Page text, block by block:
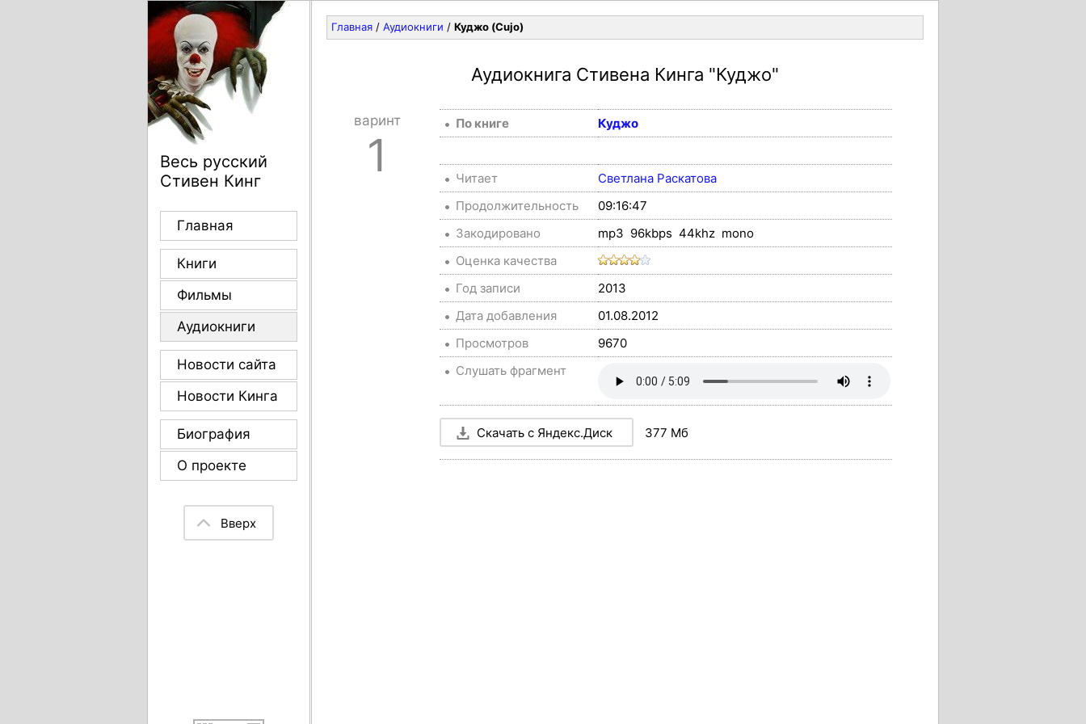
Весь русский
Стивен Кинг
Главная
Книги
Фильмы
Аудиокниги
Новости сайта
Новости Кинга
Биография
О проекте
Вверх
Главная / Аудиокниги / Куджо (Cujo)
Аудиокнига Стивена Кинга "Куджо"
варинт
1
По книге Куджо
Читает
Светлана Раскатова
Продолжительность
09:16:47
Закодировано
mp3 96kbps 44khz mono
Оценка качества
Год записи
2013
Дата добавления
01.08.2012
Просмотров
9670
Слушать фрагмент
Скачать c Яндекс.Диск 377 Мб